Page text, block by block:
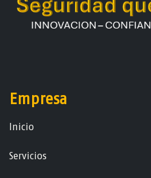
Empresa
Ini​ci​o
Servicios